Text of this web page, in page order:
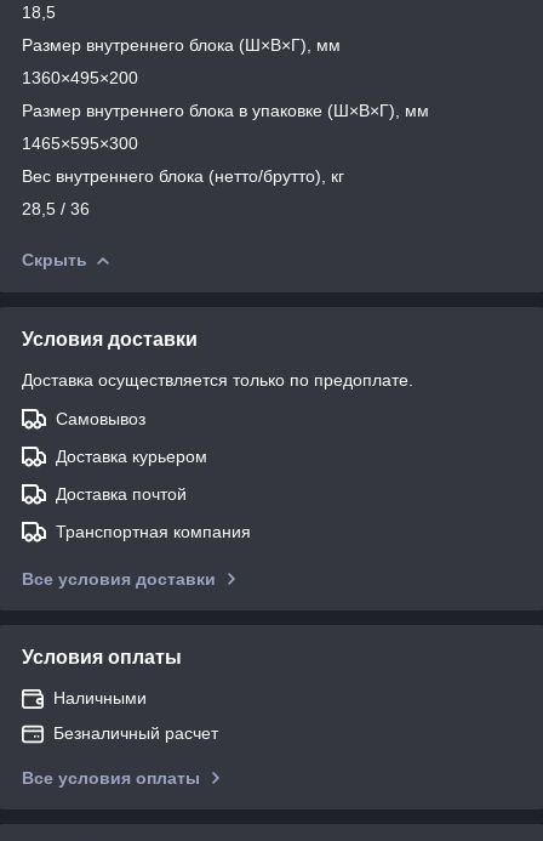
18,5
Размер внутреннего блока (Ш×В×Г), мм
1360×495×200
Размер внутреннего блока в упаковке (Ш×В×Г), мм
1465×595×300
Вес внутреннего блока (нетто/брутто), кг
28,5 / 36
Скрыть
Условия доставки
Доставка осуществляется только по предоплате.
Самовывоз
Доставка курьером
Доставка почтой
Транспортная компания
Все условия доставки
Условия оплаты
Наличными
Безналичный расчет
Все условия оплаты